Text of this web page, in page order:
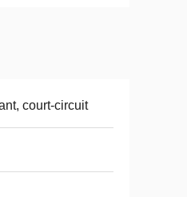
court-circuit